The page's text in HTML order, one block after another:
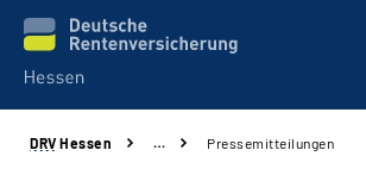
Online-Services
DRV Hessen … Pressemitteilungen